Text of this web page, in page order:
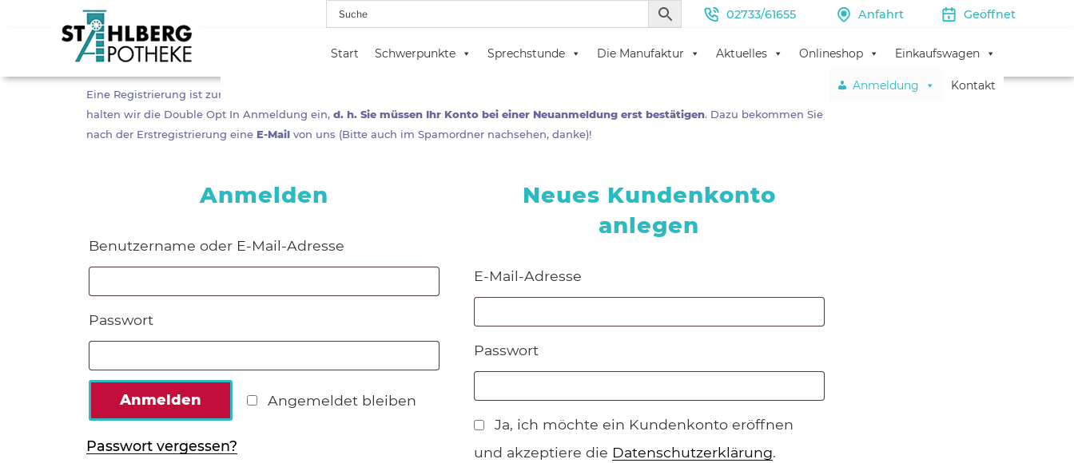
02733/61655 Anfahrt Geöffnet
STAHLBERG
APOTHEKE
Ihre Versandapotheke mit einem besonderen
Zusatzangebot an Naturheilmitteln,
Spagyrik,, Eigenmarken, Nosoden und
umfassender Beratung
Start Schwerpunkte Sprechstunde Die Manufaktur Aktuelles Onlineshop Einkaufswagen
Anmeldung Kontakt
Eine Registrierung ist zur Erfüllung des Kaufvertrages über die von Ihnen im Online-Shop bestellten Waren erforderlich. Laut DSGVO
halten wir die Double Opt In Anmeldung ein, d. h. Sie müssen Ihr Konto bei einer Neuanmeldung erst bestätigen. Dazu bekommen Sie
nach der Erstregistrierung eine E-Mailvon uns (Bitte auch im Spamordner nachsehen, danke)!
Anmelden
Benutzername oder E-Mail-Adresse
Passwort
Angemeldet bleiben
Anmelden
Passwort vergessen?
Neues Kundenkonto
anlegen
E-Mail-Adresse
Passwort
Ja, ich möchte ein Kundenkonto eröffnen
und akzeptiere die Datenschutzerklärung.